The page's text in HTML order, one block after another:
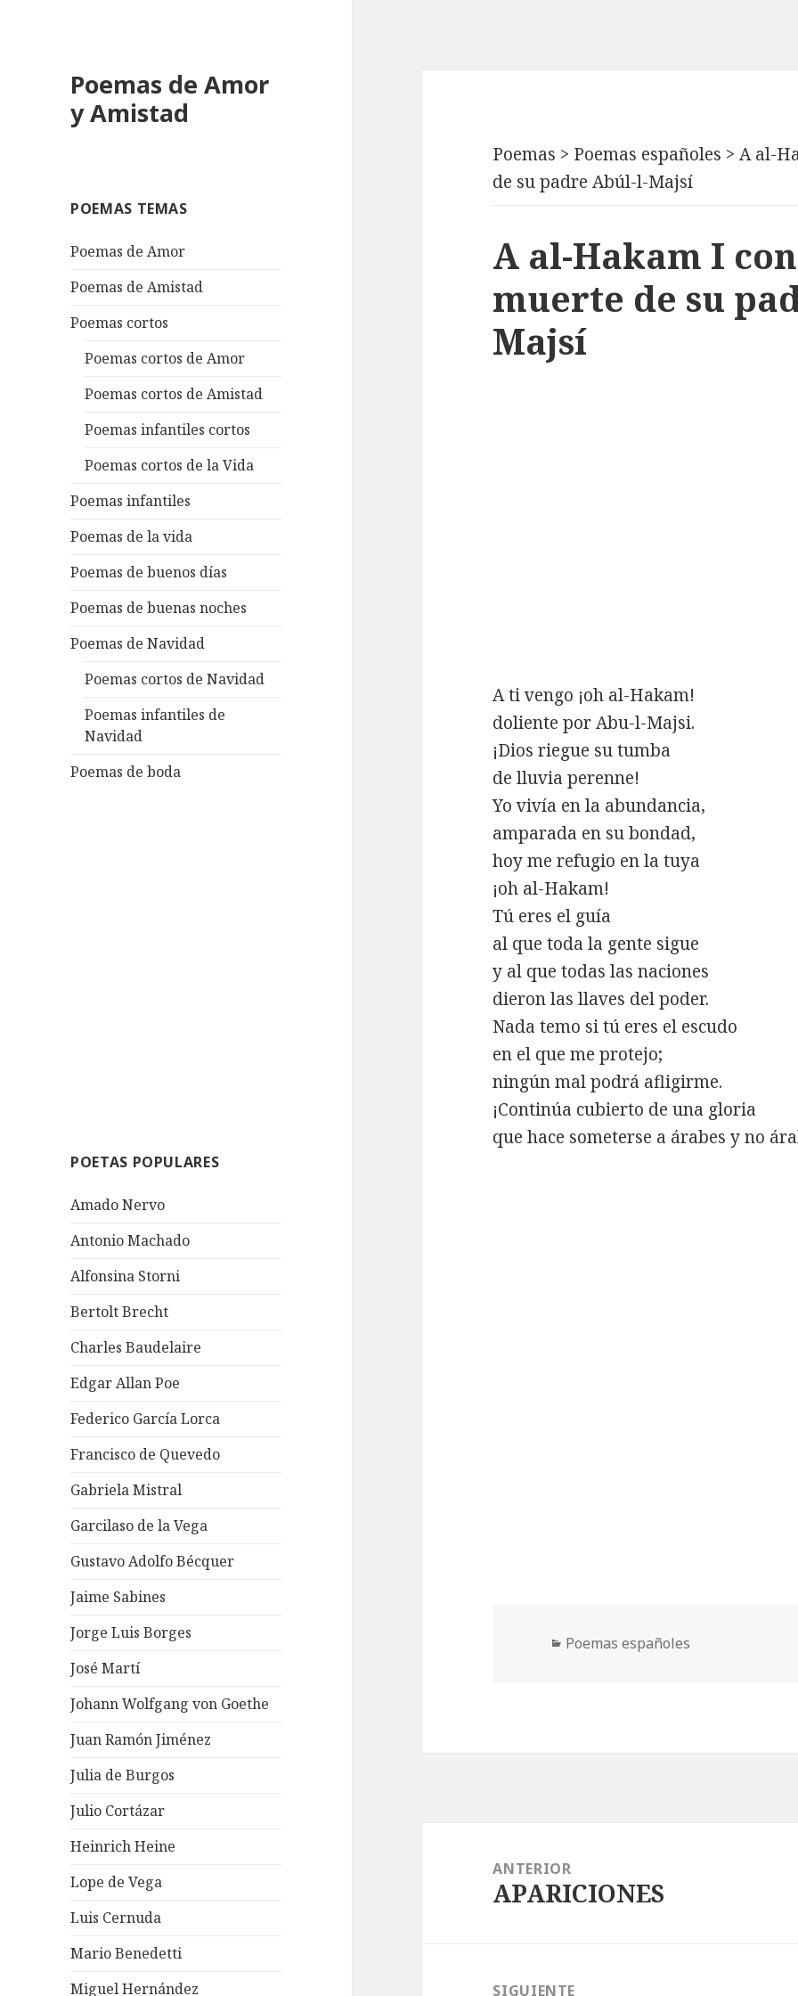
Poemas de Amor
y Amistad
POEMAS TEMAS
Poemas de Amor
Poemas de Amistad
Poemas cortos
Poemas cortos de Amor
Poemas cortos de Amistad
Poemas infantiles cortos
Poemas cortos de la Vida
Poemas infantiles
Poemas de la vida
Poemas de buenos días
Poemas de buenas noches
Poemas de Navidad
Poemas cortos de Navidad
Poemas infantiles de
Navidad
Poemas de boda
POETAS POPULARES
Amado Nervo
Antonio Machado
Alfonsina Storni
Bertolt Brecht
Charles Baudelaire
Edgar Allan Poe
Federico García Lorca
Francisco de Quevedo
Gabriela Mistral
Garcilaso de la Vega
Gustavo Adolfo Bécquer
Jaime Sabines
Jorge Luis Borges
José Martí
Johann Wolfgang von Goethe
Juan Ramón Jiménez
Julia de Burgos
Julio Cortázar
Heinrich Heine
Lope de Vega
Luis Cernuda
Mario Benedetti
Miguel Hernández
Poemas > Poemas españoles >A al-
de su padre Abúl-l-Majsí
A al-Hakam I
muerte de su
Majsí
A ti vengo ¡oh al-Hakam!
doliente por Abu-l-Majsi.
¡Dios riegue su tumba
de lluvia perenne!
Yo vivía en la abundancia,
amparada en su bondad,
hoy me refugio en la tuya
¡oh al-Hakam!
Tú eres el guía
al que toda la gente sigue
y al que todas las naciones
dieron las llaves del poder.
Nada temo si tú eres el escudo
en el que me protejo;
ningún mal podrá afligirme.
¡Continúa cubierto de una gloria
que hace someterse a árabes y no
Categorías
Poemas españoles
entradas
ANTERIOR
Entrada
APARICIONES
SIGUIENTE